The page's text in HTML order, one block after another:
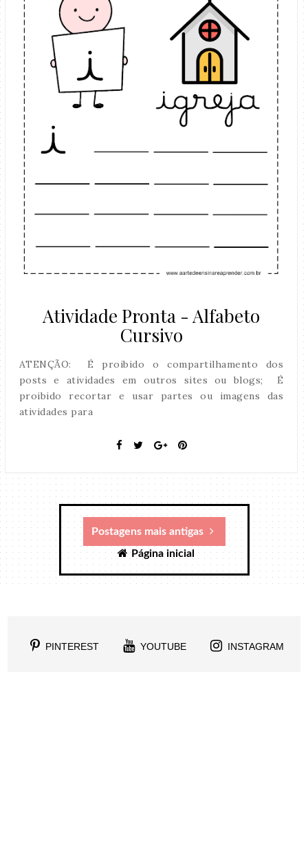
Atividade Pronta - Alfabeto
Cursivo
ATENÇÃO: É proibido o compartilhamento dos
posts e atividades em outros sites ou blogs; É
proibido recortar e usar partes ou imagens das
atividades para
Postagens mais antigas
Página inicial
PINTEREST YOUTUBE INSTAGRAM